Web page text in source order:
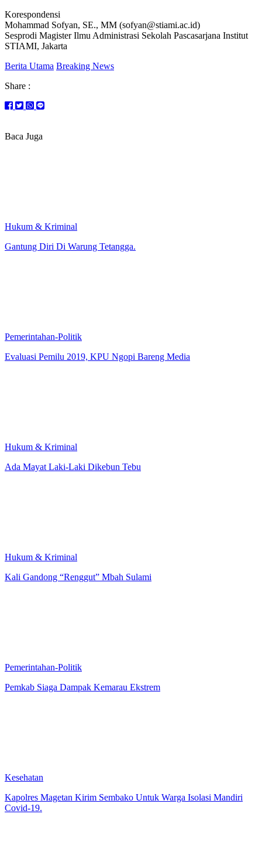
Korespondensi
Mohammad Sofyan, SE., MM (sofyan@stiami.ac.id)
Sesprodi Magister Ilmu Administrasi Sekolah Pascasarjana Institut
STIAMI, Jakarta
Berita Utama Breaking News
Share :
Baca Juga
Hukum & Kriminal
Gantung Diri Di Warung Tetangga.
Pemerintahan-Politik
Evaluasi Pemilu 2019, KPU Ngopi Bareng Media
Hukum & Kriminal
Ada Mayat Laki-Laki Dikebun Tebu
Hukum & Kriminal
Kali Gandong “Renggut” Mbah Sulami
Pemerintahan-Politik
Pemkab Siaga Dampak Kemarau Ekstrem
Kesehatan
Kapolres Magetan Kirim Sembako Untuk Warga Isolasi Mandiri
Covid-19.